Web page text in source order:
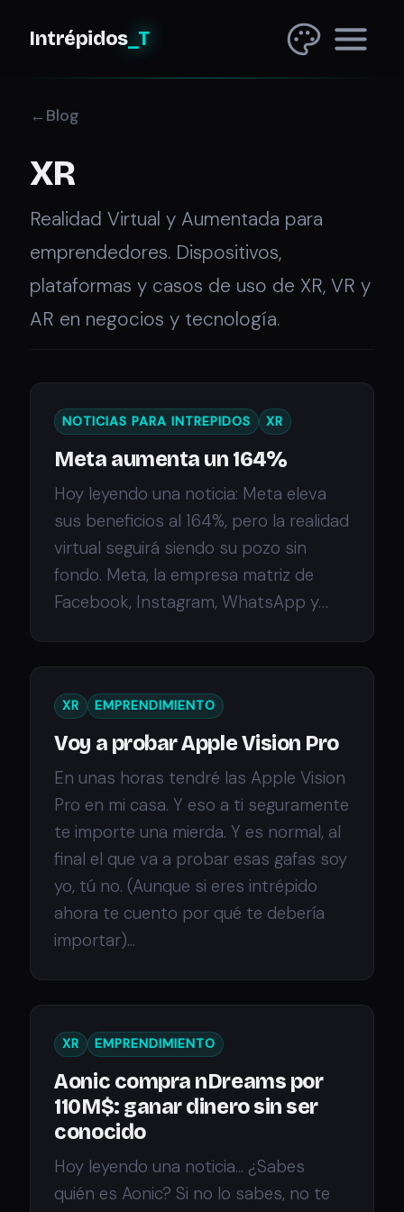
Intrépidos_T
Blog
XR
Realidad Virtual y Aumentada para
emprendedores. Dispositivos,
plataformas y casos de uso de XR, VR y
AR en negocios y tecnología.
NOTICIAS PARA INTREPIDOS XR
Meta aumenta un 164%
Hoy leyendo una noticia: Meta eleva
sus beneficios al 164%, pero la realidad
virtual seguirá siendo su pozo sin
fondo. Meta, la empresa matriz de
Facebook, Instagram, WhatsApp y…
XR EMPRENDIMIENTO
Voy a probar Apple Vision Pro
En unas horas tendré las Apple Vision
Pro en mi casa. Y eso a ti seguramente
te importe una mierda. Y es normal, al
final el que va a probar esas gafas soy
yo, tú no. (Aunque si eres intrépido
ahora te cuento por qué te debería
importar)...
XR EMPRENDIMIENTO
Aonic compra nDreams por
110M$: ganar dinero sin ser
conocido
Hoy leyendo una noticia... ¿Sabes
quién es Aonic? Si no lo sabes, no te